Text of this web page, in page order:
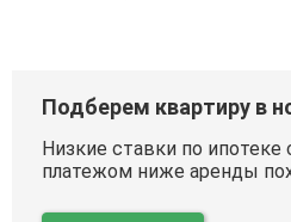
Подберем квартиру в
Низкие ставки по
платежом ниже аренды